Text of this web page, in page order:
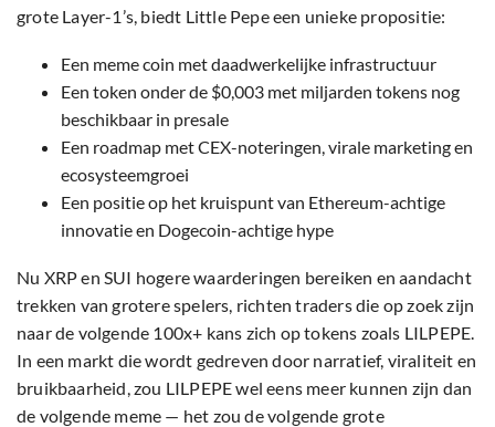
grote Layer-1’s, biedt Little Pepe een unieke propositie:
Een meme coin met daadwerkelijke infrastructuur
Een token onder de $0,003 met miljarden tokens nog
beschikbaar in presale
Een roadmap met CEX-noteringen, virale marketing en
ecosysteemgroei
Een positie op het kruispunt van Ethereum-achtige
innovatie en Dogecoin-achtige hype
Nu XRP en SUI hogere waarderingen bereiken en aandacht
trekken van grotere spelers, richten traders die op zoek zijn
naar de volgende 100x+ kans zich op tokens zoals LILPEPE.
In een markt die wordt gedreven door narratief, viraliteit en
bruikbaarheid, zou LILPEPE wel eens meer kunnen zijn dan
de volgende meme — het zou de volgende grote